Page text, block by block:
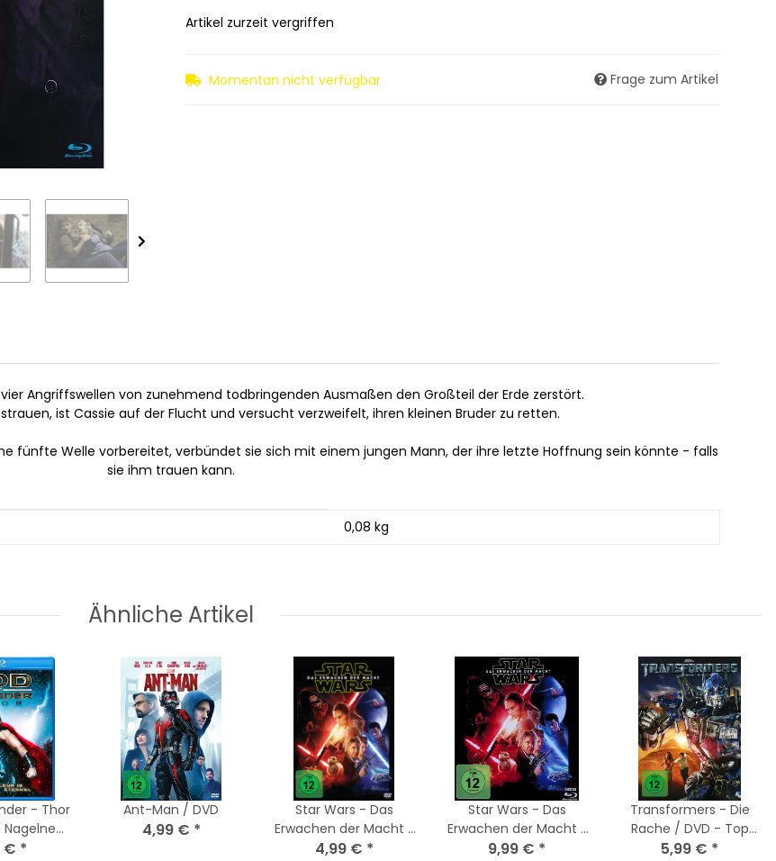
Artikel zurzeit vergriffen
Momentan nicht verfügbar Frage zum Artikel
vier Angriffswellen von zunehmend todbringenden Ausmaßen den Großteil der Erde zerstört.
ist Cassie auf der Flucht und versucht verzweifelt, ihren kleinen Bruder zu retten.
fünfte Welle vorbereitet, verbündet sie sich mit einem jungen Mann, der ihre letzte Hoffnung sein könnte - falls
sie ihm trauen kann.
0,08 kg
Ähnliche Artikel
- Thor
€ *
Ant-Man / DVD
4,99 € *
Star Wars - Das
Erwachen der Macht /
DVD
4,99 € *
Star Wars - Das
Erwachen der Macht /
Blu-Ray - Nagelneu /9,99 € *
Transformers - Die
Rache / DVD - Top
Zustand
5,99 € *